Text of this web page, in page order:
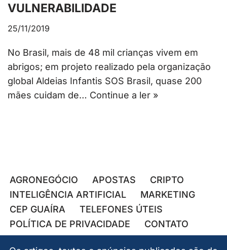
VULNERABILIDADE
25/11/2019
No Brasil, mais de 48 mil crianças vivem em
abrigos; em projeto realizado pela organização
global Aldeias Infantis SOS Brasil, quase 200
mães cuidam de… Continue a ler »
AGRONEGÓCIO APOSTAS
CRIPTO
INTELIGÊNCIA ARTIFICIAL
MARKETING
CEP GUAÍRA
TELEFONES ÚTEIS
POLÍTICA DE PRIVACIDADE
CONTATO